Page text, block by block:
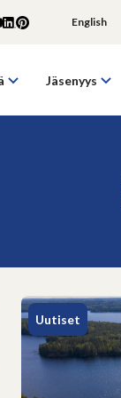
English
Jäsenyys
Uutiset